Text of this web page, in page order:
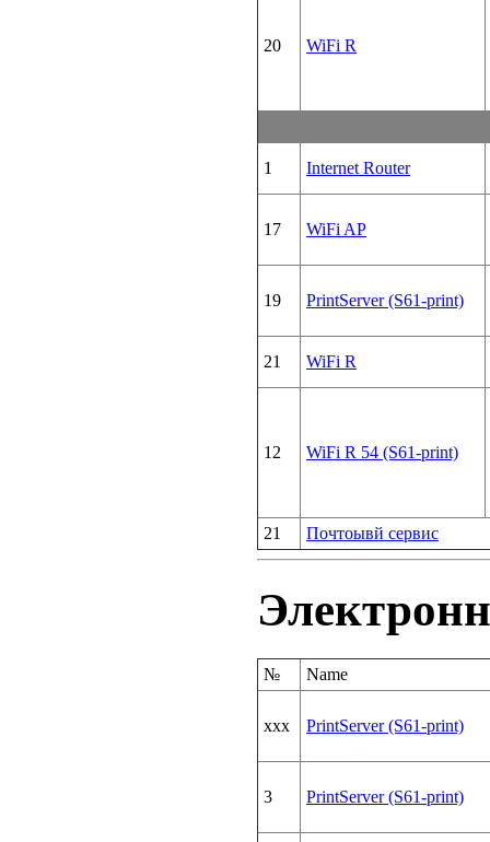
20 WiFi R
1 Internet Router
17 WiFi AP
19 PrintServer (S61-print)
21 WiFi R
12 WiFi R 54 (S61-print)
21 Почтоывй сервис
№ Name
xxx PrintServer (S61-print)
3 PrintServer (S61-print)